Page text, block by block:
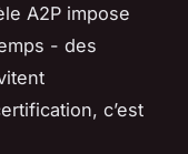
A2P impose
- des
c’est